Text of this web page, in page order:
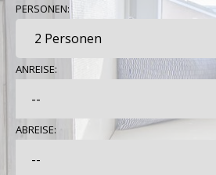
PERSONEN:
ANREISE:
ABREISE: